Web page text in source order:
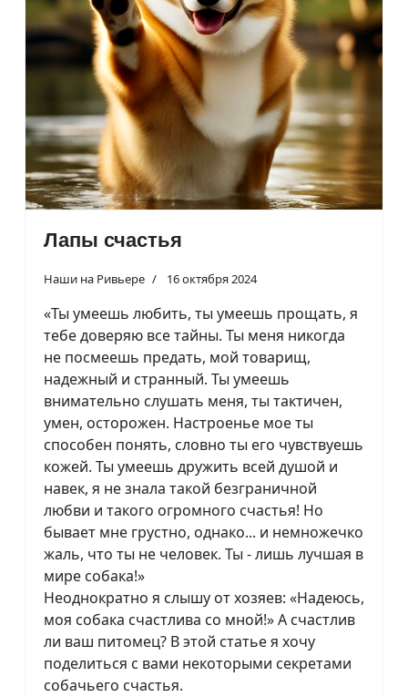
Лапы счастья
Наши на Ривьере 16 октября 2024
«Ты умеешь любить, ты умеешь прощать, я
тебе доверяю все тайны. Ты меня никогда
не посмеешь предать, мой товарищ,
надежный и странный. Ты умеешь
внимательно слушать меня, ты тактичен,
умен, осторожен. Настроенье мое ты
способен понять, словно ты его чувствуешь
кожей. Ты умеешь дружить всей душой и
навек, я не знала такой безграничной
любви и такого огромного счастья! Но
бывает мне грустно, однако... и немножечко
жаль, что ты не человек. Ты - лишь лучшая в
мире собака!»
Неоднократно я слышу от хозяев: «Надеюсь,
моя собака счастлива со мной!» А счастлив
ли ваш питомец? В этой статье я хочу
поделиться с вами некоторыми секретами
собачьего счастья.